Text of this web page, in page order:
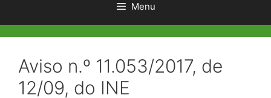
Menu
Aviso n.º 11.053/2017, de
12/09, do INE